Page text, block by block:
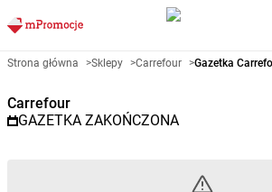
Gazetka
Strona główna >Sklepy >Carrefour >Gazetka
Carrefour
GAZETKA ZAKOŃCZONA